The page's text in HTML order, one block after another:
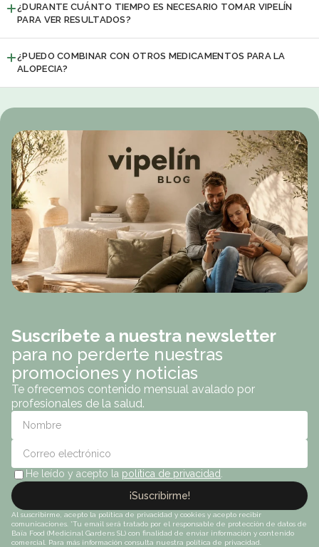
¿DURANTE CUÁNTO TIEMPO ES NECESARIO TOMAR VIPELÍN
PARA VER RESULTADOS?
¿PUEDO COMBINAR CON OTROS MEDICAMENTOS PARA LA
ALOPECIA?
Suscríbete a nuestra newsletter
para no perderte nuestras
promociones y noticias
Te ofrecemos contenido mensual avalado por
profesionales de la salud.
He leído y acepto la política de privacidad
¡Suscribirme!
Al suscribirme, acepto la política de privacidad y cookies y acepto recibir
comunicaciones. *Tu email será tratado por el responsable de protección de datos de
Baïa Food (Medicinal Gardens SL) con finalidad de enviar información y contenido
comercial. Para más información consulta nuestra política de privacidad.